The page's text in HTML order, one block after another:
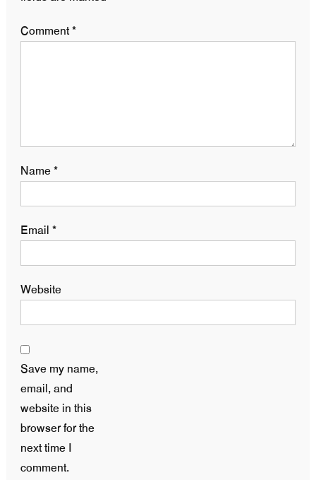
Comment*
Name*
Email *
Website
Save my name,
email, and
website in this
browser for the
next time I
comment.